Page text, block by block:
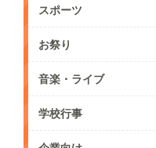
スポーツ
お祭り
音楽・ライブ
学校行事